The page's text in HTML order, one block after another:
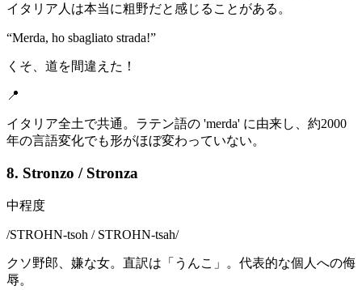
イタリア人は本当に粗野だと感じることがある。
“Merda, ho sbagliato strada!”
くそ、道を間違えた！
📍
イタリア全土で共通。ラテン語の 'merda' に由来し、約2000
年の言語変化でも形がほぼ変わっていない。
8. Stronzo / Stronza
中程度
/STROHN-tsoh / STROHN-tsah/
クソ野郎、嫌な女。直訳は「うんこ」。代表的な個人への侮
辱。